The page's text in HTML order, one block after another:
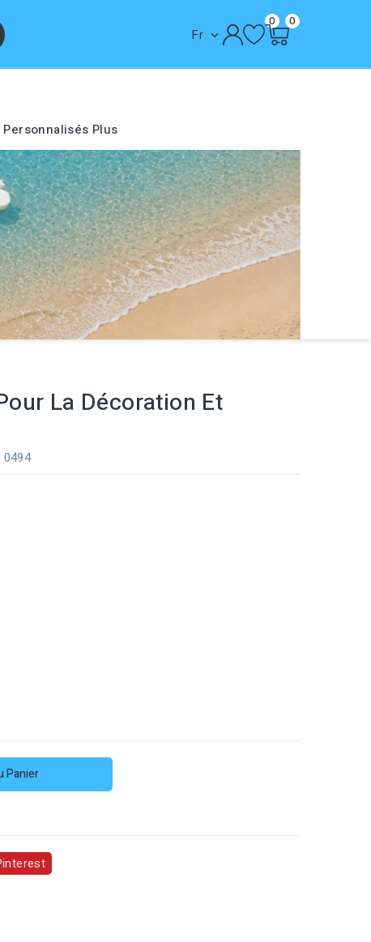
Fr 
0 0
Personnalisés Plus
La Décoration Et
0494
Panier